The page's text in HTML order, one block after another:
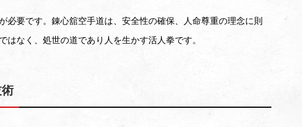
要です。錬心舘空手道は、安全性の確保、人命尊重の理念に則
なく、処世の道であり人を生かす活人拳です。